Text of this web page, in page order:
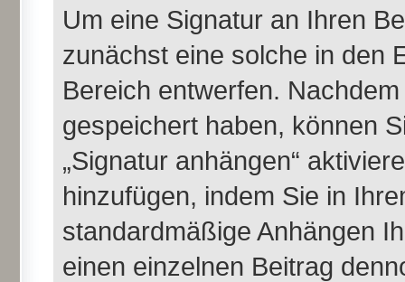
Um eine Signatur an Ihren
zunächst eine solche in den
Bereich entwerfen.
gespeichert haben, können
„Signatur anhängen“
hinzufügen, indem Sie in
standardmäßige Anhängen
einen einzelnen Beitrag